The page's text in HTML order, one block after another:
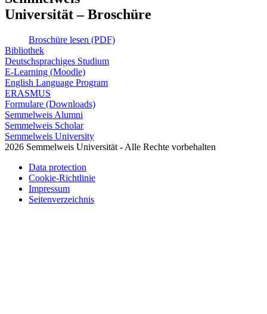
Universität – Broschüre
Broschüre lesen (PDF)
Bibliothek
Deutschsprachiges Studium
E-Learning (Moodle)
English Language Program
ERASMUS
Formulare (Downloads)
Semmelweis Alumni
Semmelweis Scholar
Semmelweis University
2026 Semmelweis Universität - Alle Rechte vorbehalten
Data protection
Cookie-Richtlinie
Impressum
Seitenverzeichnis